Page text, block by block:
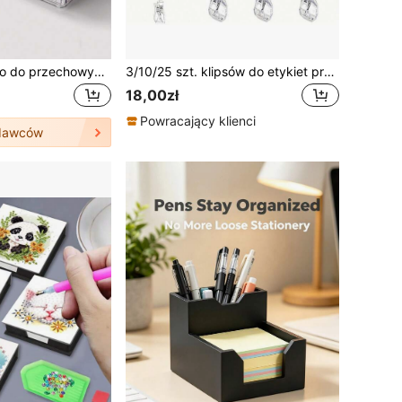
1/3/4 szt. Pudełko do przechowywania notatników, organizer na artykuły papiernicze, organizer na biurko, organizer na makijaż, powrót do szkoły - organizer na biurko oszczędzający miejsce, akcesoria i artykuły biurowe, bez konieczności wiercenia 3/10/25 szt. klipsów do etykiet produktów, przezroczyste uchwyty na tabliczki, obrotowe, stojaki do cen, akrylowe uchwyty na tabliczki, dwustronne klipsy ekspozycyjne, odpowiednie do biura, firmy, sklepu detalicznego, supermarketu, wystawy, plastikowe tabliczki, podwójne klipsy ekspozycyjne, karty cen detalicznych
18,00zł
Powracający klienci